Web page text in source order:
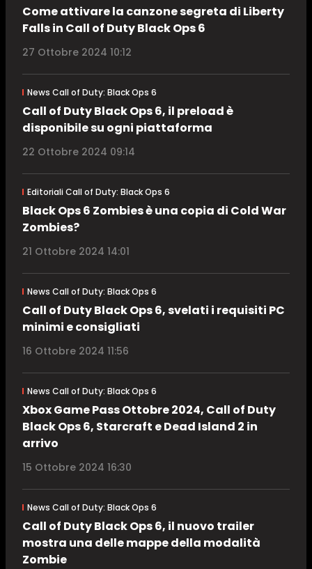
Come attivare la canzone segreta di Liberty
Falls in Call of Duty Black Ops 6
27 Ottobre 2024 10:12
News Call of Duty: Black Ops 6
Call of Duty Black Ops 6, il preload è
disponibile su ogni piattaforma
22 Ottobre 2024 09:14
Editoriali Call of Duty: Black Ops 6
Black Ops 6 Zombies è una copia di Cold War
Zombies?
21 Ottobre 2024 14:01
News Call of Duty: Black Ops 6
Call of Duty Black Ops 6, svelati i requisiti PC
minimi e consigliati
16 Ottobre 2024 11:56
News Call of Duty: Black Ops 6
Xbox Game Pass Ottobre 2024, Call of Duty
Black Ops 6, Starcraft e Dead Island 2 in
arrivo
15 Ottobre 2024 16:30
News Call of Duty: Black Ops 6
Call of Duty Black Ops 6, il nuovo trailer
mostra una delle mappe della modalità
Zombie